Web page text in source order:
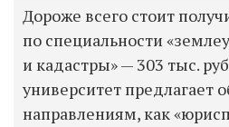
Дороже всего стоит
по специальности
и кадастры» — 303 тыс.
университет предлагает
направлениям, как